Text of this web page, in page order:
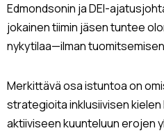
Edmondsonin ja DEI-
jokainen tiimin jäsen tuntee
nykytilaa—ilman
Merkittävä osa istuntoa on
strategioita inklusiivisen
aktiiviseen kuunteluun erojen